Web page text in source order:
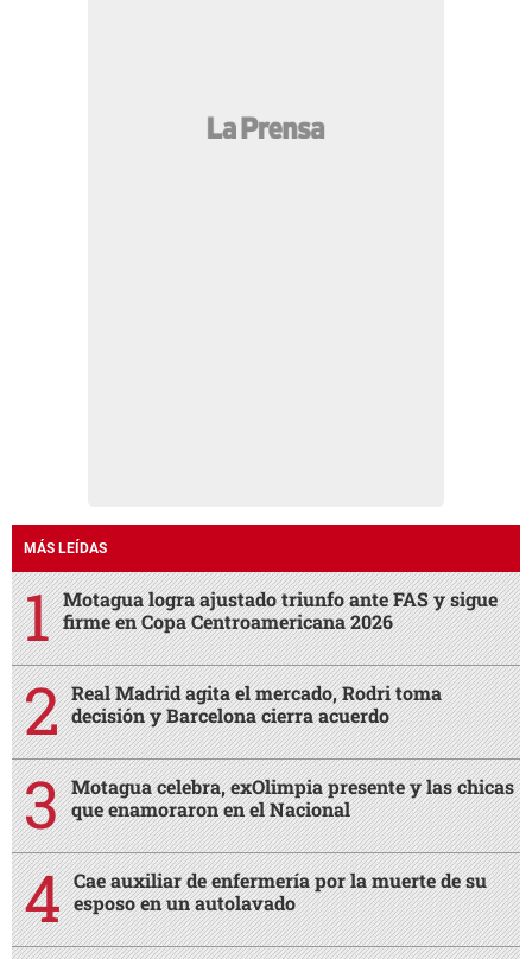
MÁS LEÍDAS
Motagua logra ajustado triunfo ante FAS y sigue
firme en Copa Centroamericana 2026
Real Madrid agita el mercado, Rodri toma
decisión y Barcelona cierra acuerdo
Motagua celebra, exOlimpia presente y las chicas
que enamoraron en el Nacional
Cae auxiliar de enfermería por la muerte de su
esposo en un autolavado